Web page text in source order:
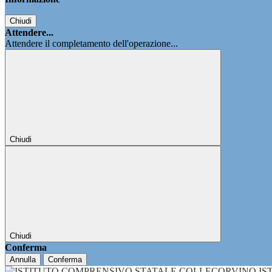
Chiudi
Attendere...
Attendere il completamento dell'operazione...
Chiudi
Chiudi
Conferma
Annulla Conferma